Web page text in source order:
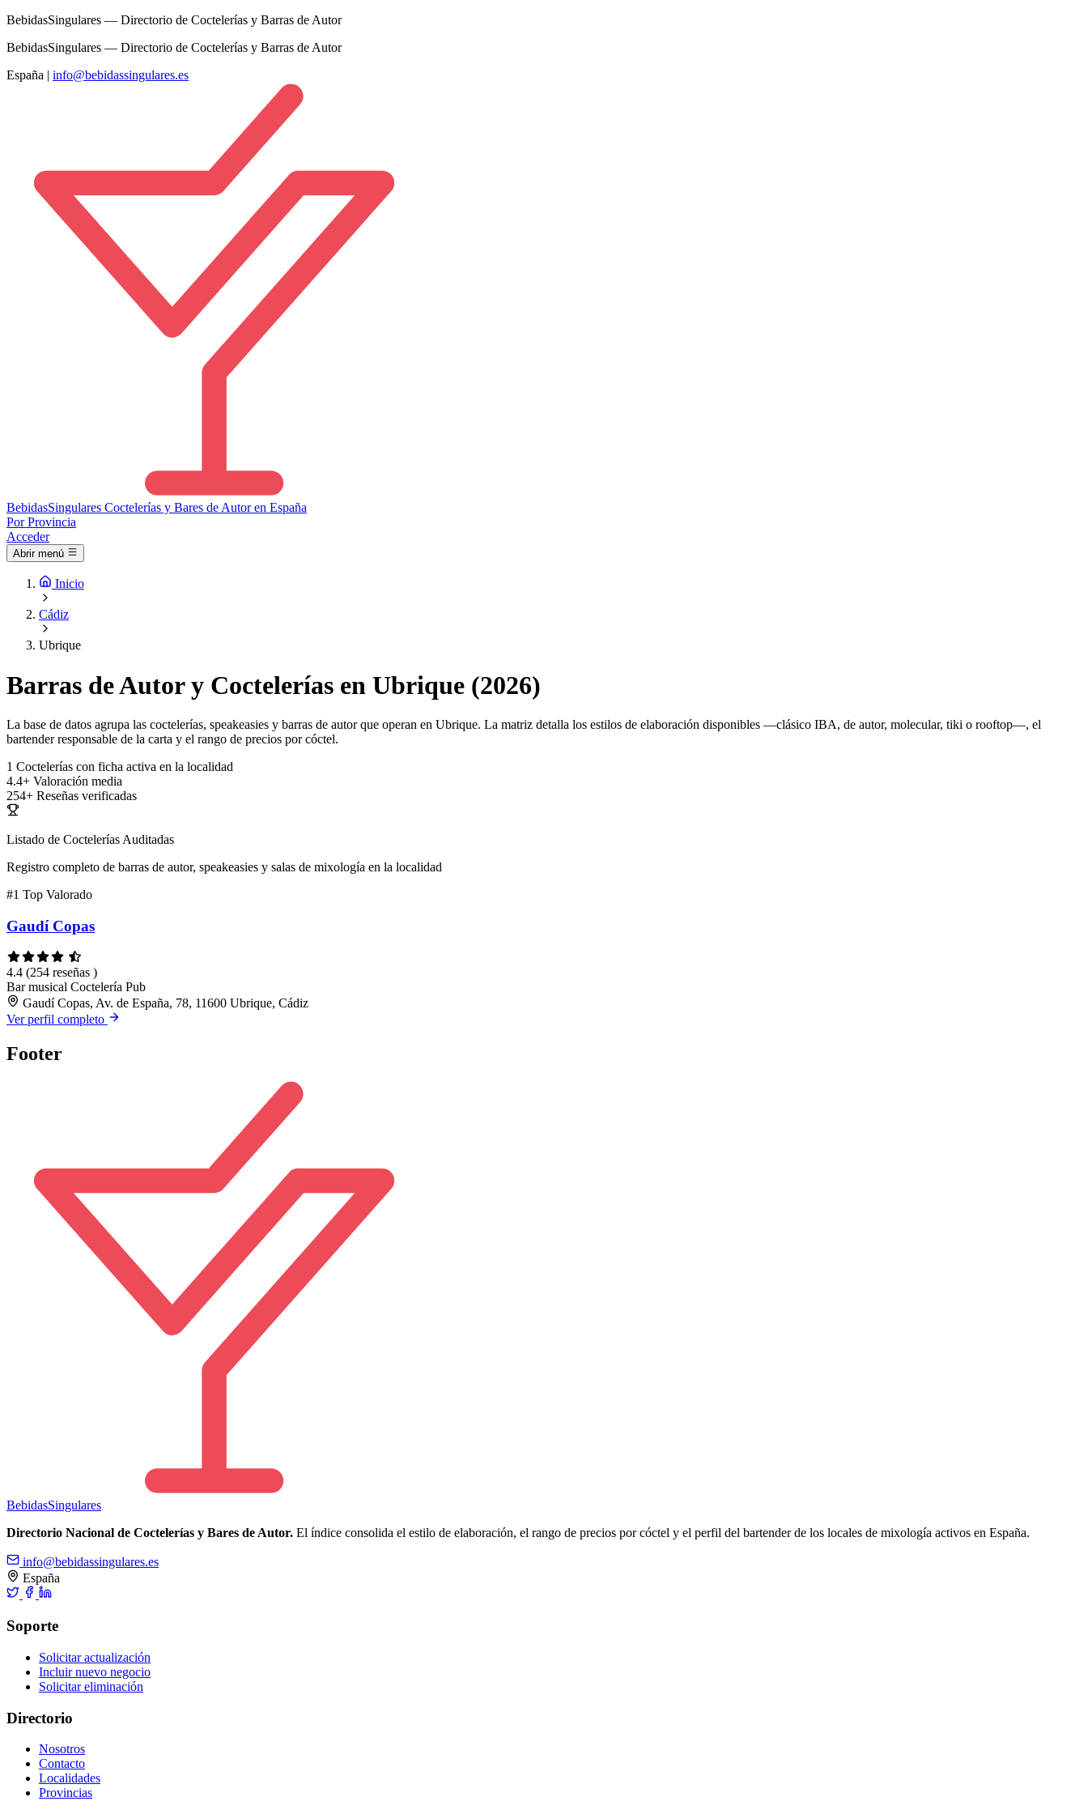
BebidasSingulares — Directorio de Coctelerías y Barras de Autor
BebidasSingulares — Directorio de Coctelerías y Barras de Autor
España | info@bebidassingulares.es
BebidasSingulares Coctelerías y Bares de Autor en España
Por Provincia
Acceder
Abrir menú
Inicio
Cádiz
Ubrique
Barras de Autor y Coctelerías en Ubrique (2026)
La base de datos agrupa las coctelerías, speakeasies y barras de autor que operan en Ubrique. La matriz detalla los estilos de elaboración disponibles —clásico IBA, de autor, molecular, tiki o rooftop—, el
bartender responsable de la carta y el rango de precios por cóctel.
1 Coctelerías con ficha activa en la localidad
4.4+ Valoración media
254+ Reseñas verificadas
Listado de Coctelerías Auditadas
Registro completo de barras de autor, speakeasies y salas de mixología en la localidad
#1 Top Valorado
Gaudí Copas
4.4 (254 reseñas )
Bar musical Coctelería Pub
Gaudí Copas, Av. de España, 78, 11600 Ubrique, Cádiz
Ver perfil completo
Footer
BebidasSingulares
Directorio Nacional de Coctelerías y Bares de Autor. El índice consolida el estilo de elaboración, el rango de precios por cóctel y el perfil del bartender de los locales de mixología activos en España.
info@bebidassingulares.es
España
Soporte
Solicitar actualización
Incluir nuevo negocio
Solicitar eliminación
Directorio
Nosotros
Contacto
Localidades
Provincias